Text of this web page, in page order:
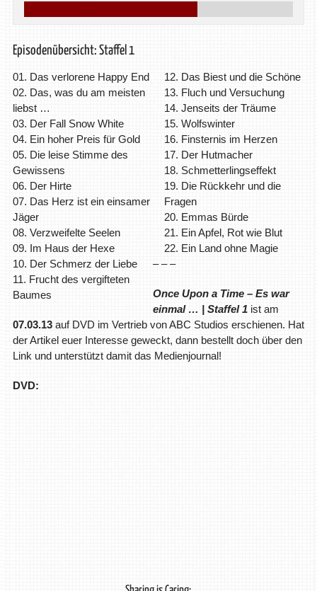
Episodenübersicht: Staffel 1
01. Das verlorene Happy End
02. Das, was du am meisten
liebst …
03. Der Fall Snow White
04. Ein hoher Preis für Gold
05. Die leise Stimme des
Gewissens
06. Der Hirte
07. Das Herz ist ein einsamer
Jäger
08. Verzweifelte Seelen
09. Im Haus der Hexe
10. Der Schmerz der Liebe
11. Frucht des vergifteten
Baumes
12. Das Biest und die Schöne
13. Fluch und Versuchung
14. Jenseits der Träume
15. Wolfswinter
16. Finsternis im Herzen
17. Der Hutmacher
18. Schmetterlingseffekt
19. Die Rückkehr und die
Fragen
20. Emmas Bürde
21. Ein Apfel, Rot wie Blut
22. Ein Land ohne Magie
– – –
Once Upon a Time – Es war
einmal … | Staffel 1ist am
07.03.13auf DVD im Vertrieb von ABC Studios erschienen. Hat
der Artikel euer Interesse geweckt, dann bestellt doch über den
Link und unterstützt damit das Medienjournal!
DVD: